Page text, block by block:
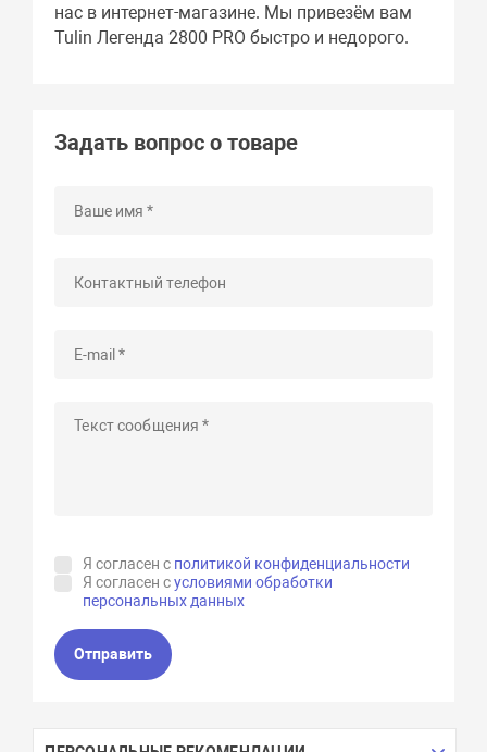
нас в интернет-магазине. Мы привезём вам
Tulin Легенда 2800 PRO быстро и недорого.
Задать вопрос о товаре
Я согласен с политикой конфиденциальности
Я согласен сусловиями обработки
персональных данных
Отправить